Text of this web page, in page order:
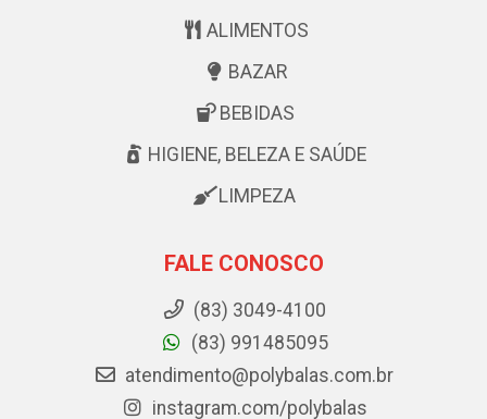
ALIMENTOS
BAZAR
BEBIDAS
HIGIENE, BELEZA E SAÚDE
LIMPEZA
FALE CONOSCO
(83) 3049-4100
(83) 991485095
atendimento@polybalas.com.br
instagram.com/polybalas